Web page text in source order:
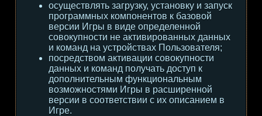
осуществлять загрузку, установку и запуск
программных компонентов к базовой
версии Игры в виде определенной
совокупности не активированных данных
и команд на устройствах Пользователя;
посредством активации совокупности
данных и команд получать доступ к
дополнительным функциональным
возможностями Игры в расширенной
версии в соответствии с их описанием в
Игре.